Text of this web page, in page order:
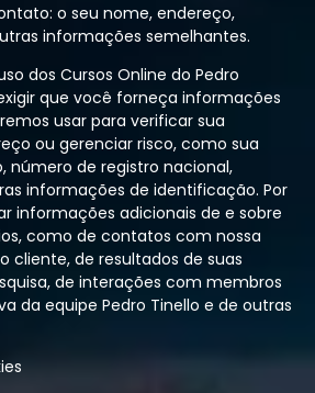
o seu nome, endereço,
informações semelhantes.
dos Cursos Online do Pedro
que você forneça informações
usar para verificar sua
ou gerenciar risco, como sua
número de registro nacional,
informações de identificação. Por
informações adicionais de e sobre
como de contatos com nossa
cliente, de resultados de suas
de interações com membros
da equipe Pedro Tinello e de outras